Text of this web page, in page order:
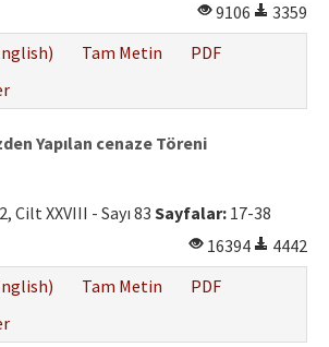
9106
3359
Tam Metin
PDF
Yapılan cenaze Töreni
Cilt XXVIII - Sayı 83 Sayfalar: 17-38
16394
4442
Tam Metin
PDF